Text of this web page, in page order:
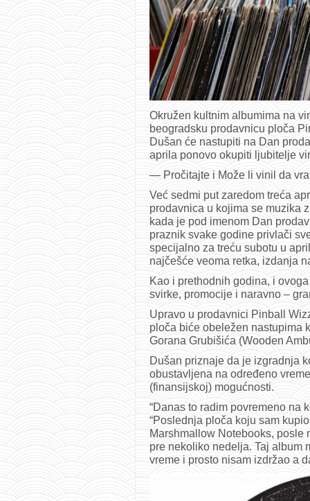
Okružen kultnim albumima na
beogradsku prodavnicu ploča
Dušan će nastupiti na Dan
aprila ponovo okupiti ljubitelje
— Pročitajte i Može li vinil da
Već sedmi put zaredom treća
prodavnica u kojima se muzika
kada je pod imenom Dan
praznik svake godine privlači
specijalno za treću subotu u
najčešće veoma retka, izdanja
Kao i prethodnih godina, i
svirke, promocije i naravno –
Upravo u prodavnici Pinball
ploča biće obeležen nastupima
Gorana Grubišića (Wooden
Dušan priznaje da je izgradnja
obustavljena na određeno
(finansijskoj) mogućnosti.
“Danas to radim povremeno na
“Poslednja ploča koju sam
Marshmallow Notebooks, posle
pre nekoliko nedelja. Taj album
vreme i prosto nisam izdržao a